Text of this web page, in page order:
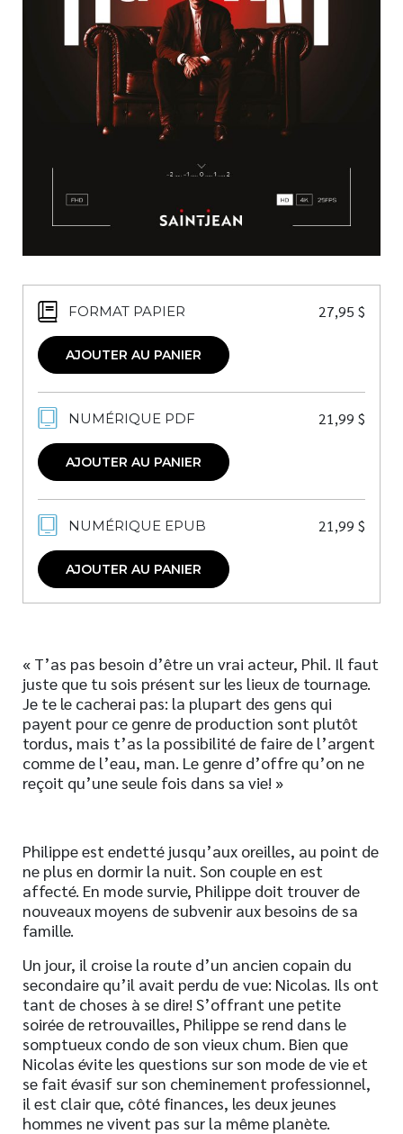
À PROPOS
FORMAT PAPIER 27,95 $
AJOUTER AU PANIER
NUMÉRIQUE PDF 21,99 $
AJOUTER AU PANIER
NUMÉRIQUE EPUB 21,99 $
AJOUTER AU PANIER
« T’as pas besoin d’être un vrai acteur, Phil. Il faut
juste que tu sois présent sur les lieux de tournage.
Je te le cacherai pas: la plupart des gens qui
payent pour ce genre de production sont plutôt
tordus, mais t’as la possibilité de faire de l’argent
comme de l’eau, man. Le genre d’offre qu’on ne
reçoit qu’une seule fois dans sa vie! »
Philippe est endetté jusqu’aux oreilles, au point de
ne plus en dormir la nuit. Son couple en est
affecté. En mode survie, Philippe doit trouver de
nouveaux moyens de subvenir aux besoins de sa
famille.
Un jour, il croise la route d’un ancien copain du
secondaire qu’il avait perdu de vue: Nicolas. Ils ont
tant de choses à se dire! S’offrant une petite
soirée de retrouvailles, Philippe se rend dans le
somptueux condo de son vieux chum. Bien que
Nicolas évite les questions sur son mode de vie et
se fait évasif sur son cheminement professionnel,
il est clair que, côté finances, les deux jeunes
hommes ne vivent pas sur la même planète.